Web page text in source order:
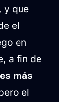
y que
el
en
a fin de
más
el